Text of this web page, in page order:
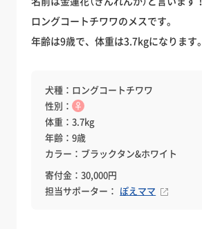
ロングコートチワワのメスです。
年齢は9歳で、体重は3.7kgになります。
犬種：ロングコートチワワ
性別： ♀
体重：3.7kg
年齢：9歳
カラー：ブラックタン&ホワイト
寄付金：30,000円
担当サポーター： ぽえママ